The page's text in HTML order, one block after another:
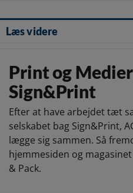
Læs videre
Print og
Sign&Print
Efter at have arbejdet tæt
selskabet bag Sign&Print,
lægge sig sammen. Så
hjemmesiden og
& Pack.